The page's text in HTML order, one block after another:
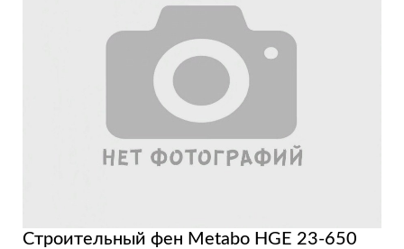
Строительный фен Metabo HGE 23-650